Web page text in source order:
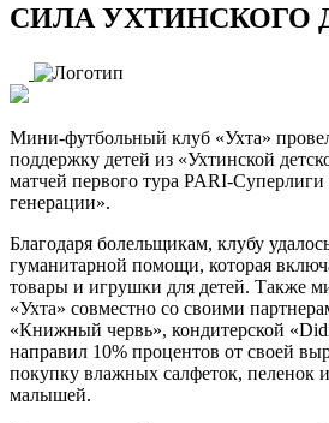
СИЛА УХТИНСКОГО
Мини-футбольный клуб «Ухта»
поддержку детей из «Ухтинской
матчей первого тура PARI-
генерации».
Благодаря болельщикам, клубу
гуманитарной помощи, которая
товары и игрушки для детей. Также
«Ухта» совместно со своими
«Книжный червь», кондитерской
направил 10% процентов от своей
покупку влажных салфеток, пеленок
малышей.